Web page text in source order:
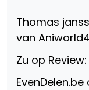
Facebook
Thomas
van
Zu op
EvenDelen.be